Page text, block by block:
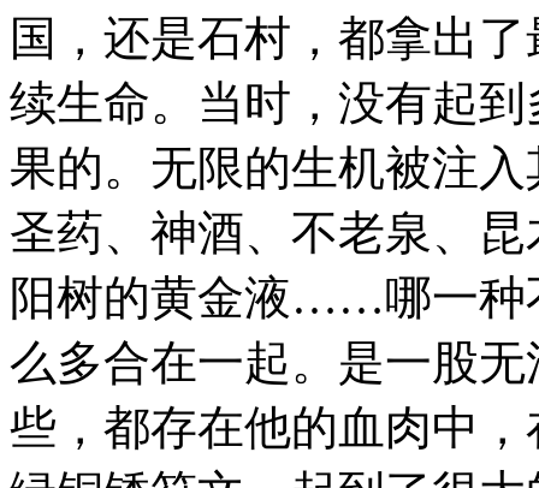
国，还是石村，都拿出
续生命。当时，没有起
果的。无限的生机被注
圣药、神酒、不老泉、
阳树的黄金液……哪一种
么多合在一起。是一股
些，都存在他的血肉中